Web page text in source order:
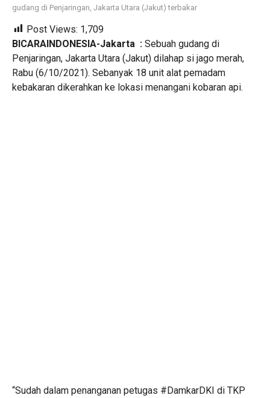
gudang di Penjaringan, Jakarta Utara (Jakut) terbakar
Post Views: 1,709
BICARAINDONESIA-Jakarta : Sebuah gudang di
Penjaringan, Jakarta Utara (Jakut) dilahap si jago merah,
Rabu (6/10/2021). Sebanyak 18 unit alat pemadam
kebakaran dikerahkan ke lokasi menangani kobaran api.
“Sudah dalam penanganan petugas #DamkarDKI di TKP